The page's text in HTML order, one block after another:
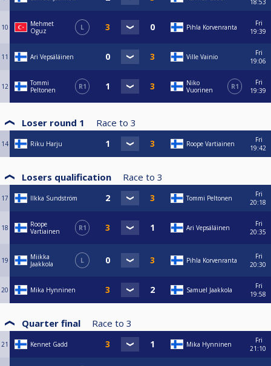
18:53
10
Mehmet
Oguz
L Pihla Korvenranta
Fri
19:39
11 Ari Vepsäläinen Ville Vainio
Fri
19:06
12
Tommi
Peltonen
R1
Niko
Vuorinen
R1
Fri
19:39
Loser round 1 Race to 3
14 Riku Harju Roope Vartiainen
Fri
19:42
Losers qualification Race to 3
17 Ilkka Sundström Tommi Peltonen
Fri
20:18
18
Roope
Vartiainen
R1 Ari Vepsäläinen
Fri
20:35
19
Miikka
Jaakkola
L Pihla Korvenranta
Fri
20:30
20 Mika Hynninen Samuel Jaakkola
Fri
19:58
Quarter final Race to 3
21 Kennet Gadd Mika Hynninen
Fri
21:10